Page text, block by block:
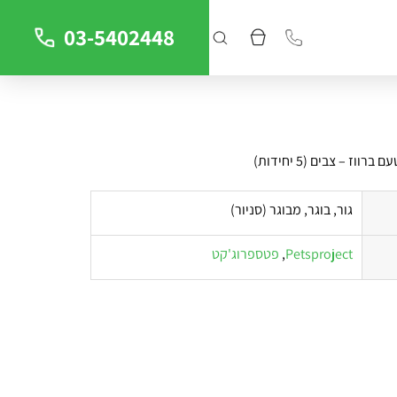
03-5402448
– צבים (5 יחידות)
גור, בוגר, מבוגר (סניור)
Petsproject
, פטספרוג'קט